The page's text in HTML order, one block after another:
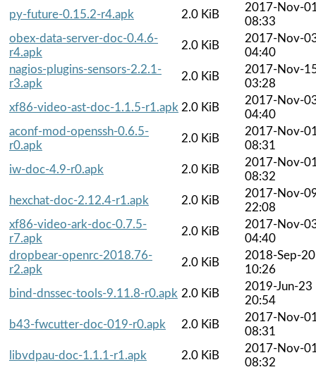
py-future-0.15.2-r4.apk
2.0 KiB
2017-Nov-
08:33
obex-data-server-doc-0.4.6-
r4.apk
2.0 KiB
2017-Nov-
04:40
nagios-plugins-sensors-2.2.1-
r3.apk
2.0 KiB
2017-Nov-
03:28
xf86-video-ast-doc-1.1.5-r1.apk 2.0 KiB
2017-Nov-
04:40
aconf-mod-openssh-0.6.5-
r0.apk
2.0 KiB
2017-Nov-
08:31
iw-doc-4.9-r0.apk
2.0 KiB
2017-Nov-
08:32
hexchat-doc-2.12.4-r1.apk
2.0 KiB
2017-Nov-
22:08
xf86-video-ark-doc-0.7.5-
r7.apk
2.0 KiB
2017-Nov-
04:40
dropbear-openrc-2018.76-
r2.apk
2.0 KiB
2018-Sep-20
10:26
bind-dnssec-tools-9.11.8-r0.apk 2.0 KiB
2019-Jun-23
20:54
b43-fwcutter-doc-019-r0.apk
2.0 KiB
2017-Nov-
08:31
libvdpau-doc-1.1.1-r1.apk
2.0 KiB
2017-Nov-
08:32